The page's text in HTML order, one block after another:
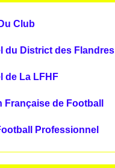
Club
du District des Flandres
de La LFHF
Française de Football
Professionnel